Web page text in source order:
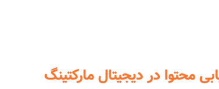
محتوا در دیجیتال مارکتینگ